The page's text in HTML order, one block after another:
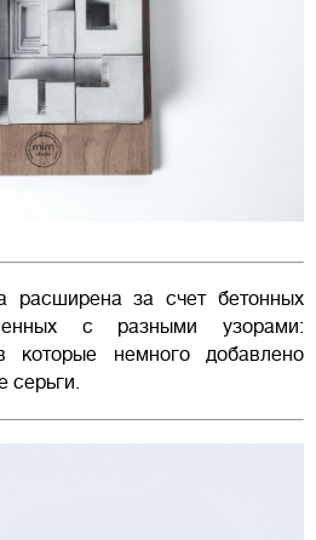
расширена за счет бетонных
с разными узорами:
которые немного добавлено
серьги.